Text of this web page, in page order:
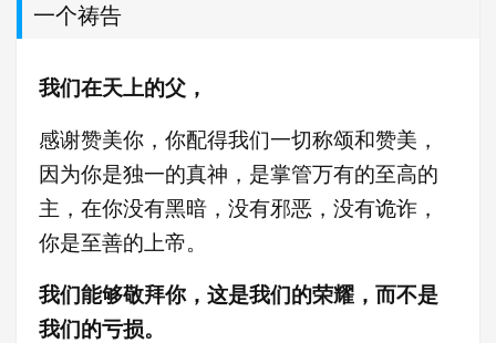
一个祷告
我们在天上的父，
感谢赞美你，你配得我们一切称颂和赞美，
因为你是独一的真神，是掌管万有的至高的
主，在你没有黑暗，没有邪恶，没有诡诈，
你是至善的上帝。
我们能够敬拜你，这是我们的荣耀，而不是
我们的亏损。